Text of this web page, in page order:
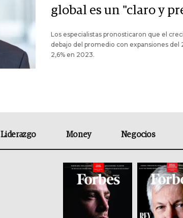
global es un "claro y
Los especialistas pronosticaron que el
debajo del promedio con expansiones del
2,6% en 2023.
Liderazgo Money Negocios